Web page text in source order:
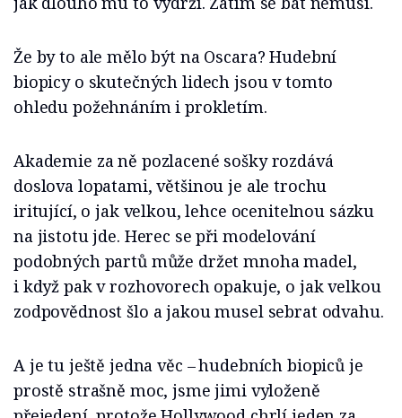
Že by to ale mělo být na Oscara? Hudební
biopicy o skutečných lidech jsou v tomto
ohledu požehnáním i prokletím.
Akademie za ně pozlacené sošky rozdává
doslova lopatami, většinou je ale trochu
iritující, o jak velkou, lehce ocenitelnou sázku
na jistotu jde. Herec se při modelování
podobných partů může držet mnoha madel,
i když pak v rozhovorech opakuje, o jak velkou
zodpovědnost šlo a jakou musel sebrat odvahu.
A je tu ještě jedna věc –⁠⁠⁠⁠⁠⁠ hudebních biopiců je
prostě strašně moc, jsme jimi vyloženě